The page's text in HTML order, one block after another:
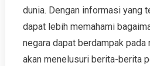
dunia. Dengan informasi yang
dapat lebih memahami
negara dapat berdampak pada
akan menelusuri berita-berita